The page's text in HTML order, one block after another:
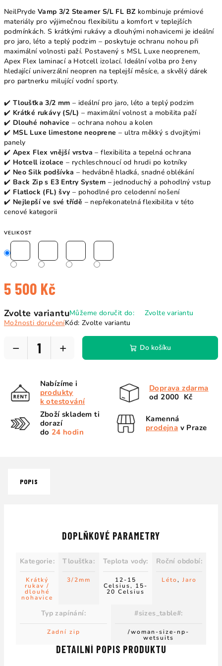
NeilPryde Vamp 3/2 Steamer S/L FL BZkombinuje prémiové
materiály pro výjimečnou flexibilitu a komfort v teplejších
podmínkách. S krátkými rukávy a dlouhými nohavicemi je ideální
pro jaro, léto a teplý podzim – poskytuje ochranu nohou při
maximální volnosti paží. Postavený s MSL Luxe neoprenem,
Apex Flex laminací a Hotcell izolací. Ideální volba pro ženy
hledající univerzální neopren na teplejší měsíce, a skvělý dárek
pro partnerku milující vodní sporty.
✔️ Tloušťka 3/2 mm – ideální pro jaro, léto a teplý podzim
✔️ Krátké rukávy (S/L) – maximální volnost a mobilita paží
✔️ Dlouhé nohavice – ochrana nohou a kolen
✔️ MSL Luxe limestone neoprene – ultra měkký s dvojitými
panely
✔️ Apex Flex vnější vrstva – flexibilita a tepelná ochrana
✔️ Hotcell izolace – rychleschnoucí od hrudi po kotníky
✔️ Neo Silk podšívka – hedvábně hladká, snadné oblékání
✔️ Back Zip s E3 Entry System – jednoduchý a pohodlný vstup
✔️ Flatlock (FL) švy – pohodlné pro celodenní nošení
✔️ Nejlepší ve své třídě – nepřekonatelná flexibilita v této
cenové kategorii
VELIKOST
5 500 Kč
cena:
Zvolte variantuMůžeme doručit do:
Zvolte variantu
Možnosti doručeníKód: Zvolte variantu
+
− Do košíku
Nabízíme i
produkty
k otestování
Doprava zdarma
od 2000 Kč
Zboží skladem ti
dorazí
do 24 hodin
Kamenná
prodejna v Praze
POPIS
DETAILNÍ POPIS PRODUKTU
DOPLŇKOVÉ PARAMETRY
Kategorie:
Krátký
rukav /
dlouhé
nohavice
Tloušťka:
3/2mm
Teplota vody:
12-15
Celsius, 15-
20 Celsius
Roční období:
Léto, Jaro
Typ zapínání:
Zadní zip
#sizes_table#:
/woman-size-np-
wetsuits